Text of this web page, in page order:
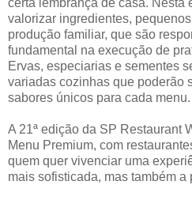
certa lembrança de casa. Nesta
valorizar ingredientes,
produção familiar, que são
fundamental na execução de
Ervas, especiarias e sementes
variadas cozinhas que poderão
sabores únicos para cada menu.
A 21ª edição da SP Restaurant
Menu Premium, com
quem quer vivenciar uma
mais sofisticada, mas também a